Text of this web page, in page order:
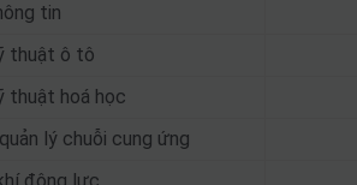
tin
thuật ô tô
thuật hoá học
lý chuỗi cung ứng